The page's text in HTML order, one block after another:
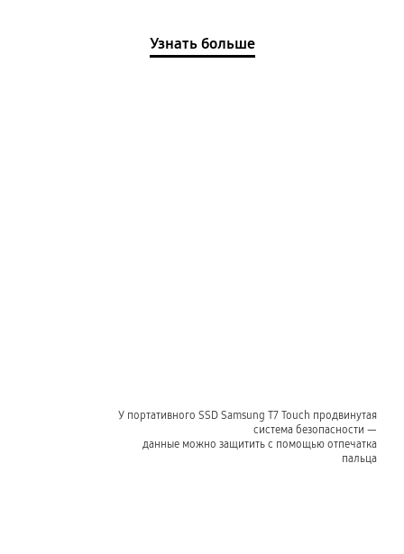
Узнать больше
У портативного SSD Samsung T7 Touch продвинутая
система безопасности —
данные можно защитить с помощью отпечатка
пальца